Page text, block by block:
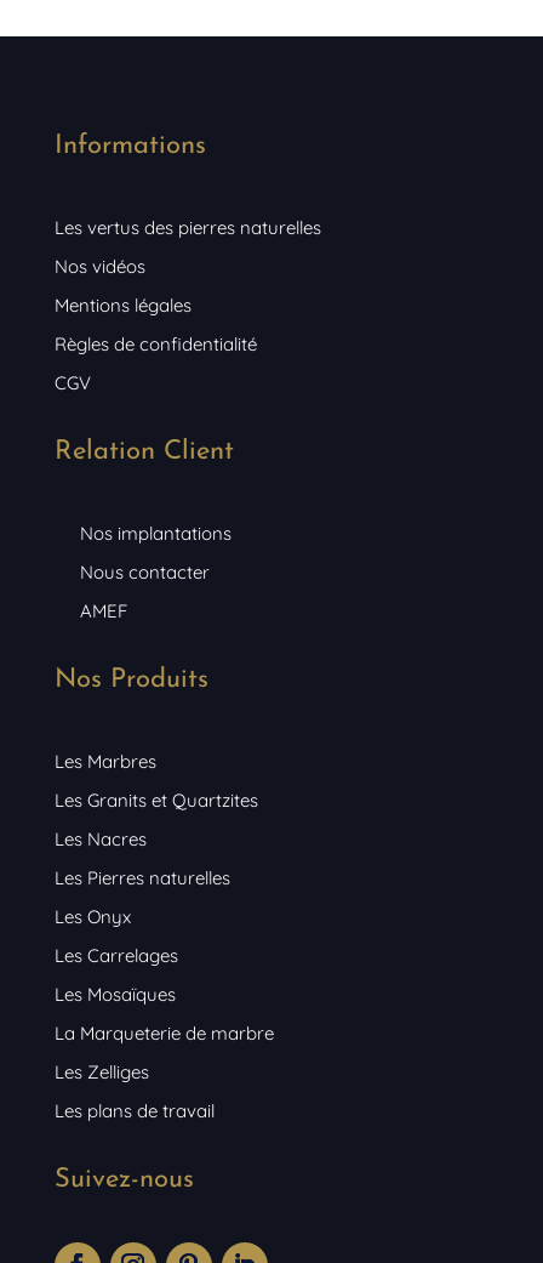
Informations
Les vertus des pierres naturelles
Nos vidéos
Mentions légales
Règles de confidentialité
CGV
Relation Client
Nos implantations
Nous contacter
AMEF
Nos Produits
Les Marbres
Les Granits et Quartzites
Les Nacres
Les Pierres naturelles
Les Onyx
Les Carrelages
Les Mosaïques
La Marqueterie de marbre
Les Zelliges
Les plans de travail
Suivez-nous